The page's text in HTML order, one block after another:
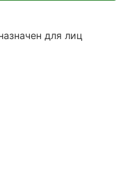
для лиц